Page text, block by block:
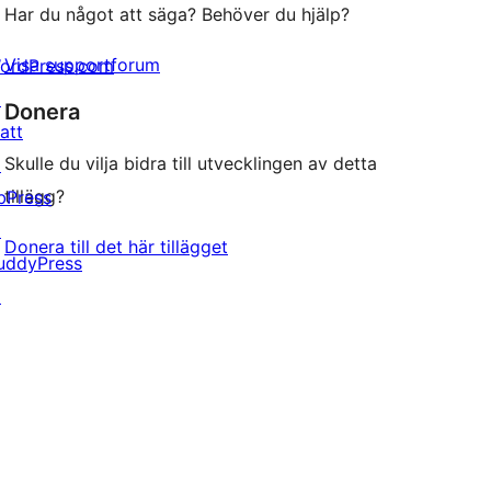
Har du något att säga? Behöver du hjälp?
Visa supportforum
Donera
Skulle du vilja bidra till utvecklingen av detta
tillägg?
Donera till det här tillägget